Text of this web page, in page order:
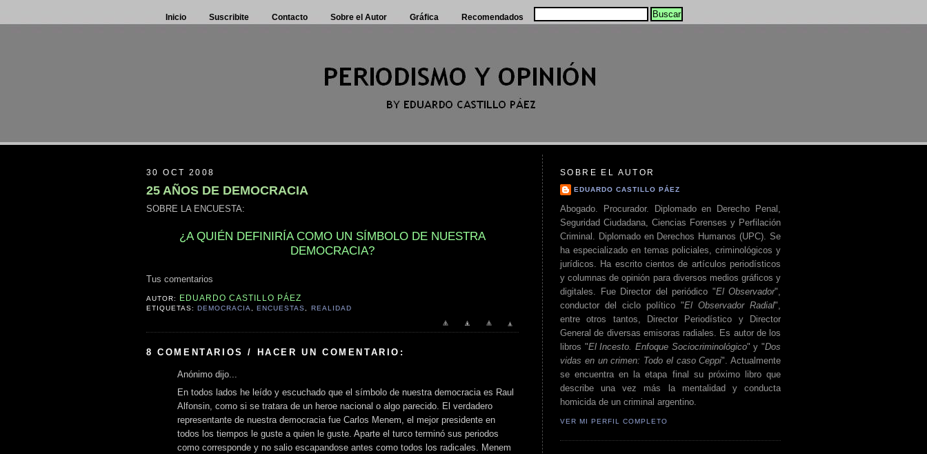
Inicio Suscribite Contacto Sobre el Autor Gráfica Recomendados
30 OCT 2008
25 AÑOS DE DEMOCRACIA
SOBRE LA ENCUESTA:
¿A QUIÉN DEFINIRÍA COMO UN SÍMBOLO DE NUESTRA
DEMOCRACIA?
Tus comentarios
AUTOR: EDUARDO CASTILLO PÁEZ
ETIQUETAS:DEMOCRACIA ,ENCUESTAS REALIDAD
8 COMENTARIOS / HACER UN COMENTARIO:
Anónimo dijo...
En todos lados he leído y escuchado que el símbolo de nuestra democracia es Raul
Alfonsin, como si se tratara de un heroe nacional o algo parecido. El verdadero
representante de nuestra democracia fue Carlos Menem, el mejor presidente en
todos los tiempos le guste a quien le guste. Aparte el turco terminó sus periodos
como corresponde y no salio escapandose antes como todos los radicales. Menem
SOBRE EL AUTOR
EDUARDO CASTILLO PÁEZ
Abogado. Procurador. Diplomado en Derecho Penal,
Seguridad Ciudadana, Ciencias Forenses y Perfilación
Criminal. Diplomado en Derechos Humanos (UPC). Se
ha especializado en temas policiales, criminológicos y
jurídicos. Ha escrito cientos de artículos periodísticos
y columnas de opinión para diversos medios gráficos y
digitales. Fue Director del periódico "El Observador",
conductor del ciclo político "El Observador Radial",
entre otros tantos, Director Periodístico y Director
General de diversas emisoras radiales. Es autor de los
libros "El Incesto. Enfoque Sociocriminológico" y "Dos
vidas en un crimen: Todo el caso Ceppi". Actualmente
se encuentra en la etapa final su próximo libro que
describe una vez más la mentalidad y conducta
homicida de un criminal argentino.
VER MI PERFIL COMPLETO